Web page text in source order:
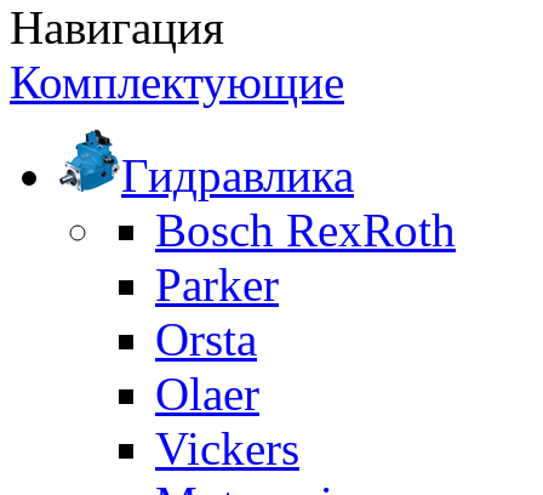
Навигация
Комплектующие
Гидравлика
Bosch RexRoth
Parker
Orsta
Olaer
Vickers